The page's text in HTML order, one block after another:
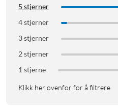
1x SATA 6 Gb/s-kabel
5 stjerner
4 stjerner
3 stjerner
2 stjerner
1 stjerne
Klikk her ovenfor for å filtrere